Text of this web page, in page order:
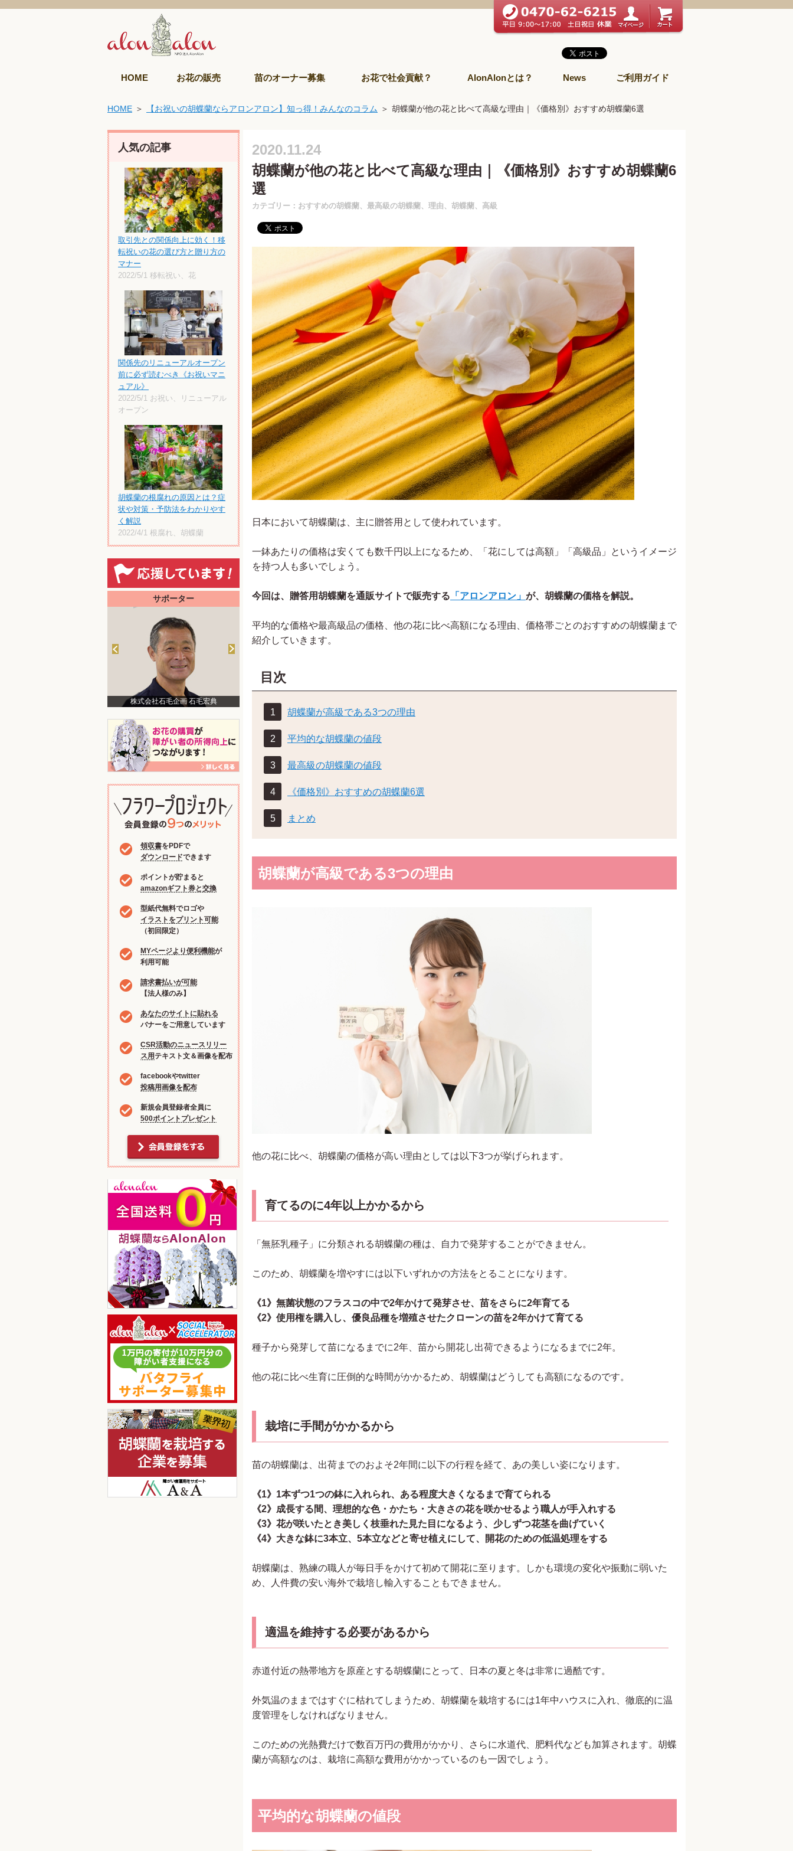
HOME お花の販売 苗のオーナー募集 お花で社会貢献？ AlonAlonとは？ News ご利用ガイド
HOME 【お祝いの胡蝶蘭ならアロンアロン】知っ得！みんなのコラム 胡蝶蘭が他の花と比べて高級な理由｜《価格別》おすすめ胡蝶蘭6選
2020.11.24
胡蝶蘭が他の花と比べて高級な理由｜《価格別》おすすめ胡蝶蘭6
選
カテゴリー：おすすめの胡蝶蘭、最高級の胡蝶蘭、理由、胡蝶蘭、高級
日本において胡蝶蘭は、主に贈答用として使われています。
一鉢あたりの価格は安くても数千円以上になるため、「花にしては高額」「高級品」というイメージ
を持つ人も多いでしょう。
今回は、贈答用胡蝶蘭を通販サイトで販売する 「アロンアロン」 が、胡蝶蘭の価格を解説。
平均的な価格や最高級品の価格、他の花に比べ高額になる理由、価格帯ごとのおすすめの胡蝶蘭まで
紹介していきます。
目次
胡蝶蘭が高級である3つの理由
平均的な胡蝶蘭の値段
最高級の胡蝶蘭の値段
《価格別》おすすめの胡蝶蘭6選
まとめ
胡蝶蘭が高級である3つの理由
他の花に比べ、胡蝶蘭の価格が高い理由としては以下3つが挙げられます。
育てるのに4年以上かかるから
「無胚乳種子」に分類される胡蝶蘭の種は、自力で発芽することができません。
このため、胡蝶蘭を増やすには以下いずれかの方法をとることになります。
《1》無菌状態のフラスコの中で2年かけて発芽させ、苗をさらに2年育てる
《2》使用権を購入し、優良品種を増殖させたクローンの苗を2年かけて育てる
種子から発芽して苗になるまでに2年、苗から開花し出荷できるようになるまでに2年。
他の花に比べ生育に圧倒的な時間がかかるため、胡蝶蘭はどうしても高額になるのです。
栽培に手間がかかるから
苗の胡蝶蘭は、出荷までのおよそ2年間に以下の行程を経て、あの美しい姿になります。
《1》1本ずつ1つの鉢に入れられ、ある程度大きくなるまで育てられる
《2》成長する間、理想的な色・かたち・大きさの花を咲かせるよう職人が手入れする
《3》花が咲いたとき美しく枝垂れた見た目になるよう、少しずつ花茎を曲げていく
《4》大きな鉢に3本立、5本立などと寄せ植えにして、開花のための低温処理をする
胡蝶蘭は、熟練の職人が毎日手をかけて初めて開花に至ります。しかも環境の変化や振動に弱いた
め、人件費の安い海外で栽培し輸入することもできません。
適温を維持する必要があるから
赤道付近の熱帯地方を原産とする胡蝶蘭にとって、日本の夏と冬は非常に過酷です。
外気温のままではすぐに枯れてしまうため、胡蝶蘭を栽培するには1年中ハウスに入れ、徹底的に温
度管理をしなければなりません。
このための光熱費だけで数百万円の費用がかかり、さらに水道代、肥料代なども加算されます。胡蝶
蘭が高額なのは、栽培に高額な費用がかかっているのも一因でしょう。
平均的な胡蝶蘭の値段
人気の記事
取引先との関係向上に効く！移
転祝いの花の選び方と贈り方の
マナー
2022/5/1 移転祝い、花
関係先のリニューアルオープン
前に必ず読むべき《お祝いマニ
ュアル》
2022/5/1 お祝い、リニューアル
オープン
胡蝶蘭の根腐れの原因とは？症
状や対策・予防法をわかりやす
く解説
2022/4/1 根腐れ、胡蝶蘭
サポーター
美術家 中津川浩章 内閣総理大臣夫人 安倍昭恵
領収書をPDFで
ダウンロードできます
ポイントが貯まると
amazonギフト券と交換
型紙代無料でロゴや
イラストをプリント可能
（初回限定）
MYページより便利機能が
利用可能
請求書払いが可能
【法人様のみ】
あなたのサイトに貼れる
バナーをご用意しています
CSR活動のニュースリリー
ス用テキスト文＆画像を配布
facebookやtwitter
投稿用画像を配布
新規会員登録者全員に
500ポイントプレゼント